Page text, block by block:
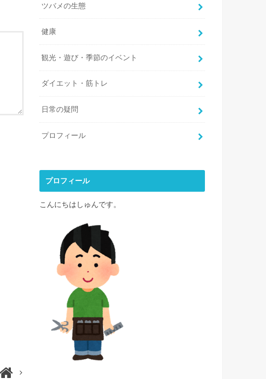
ツバメの生態
健康
観光・遊び・季節のイベント
ダイエット・筋トレ
日常の疑問
プロフィール
プロフィール
こんにちはしゅんです。